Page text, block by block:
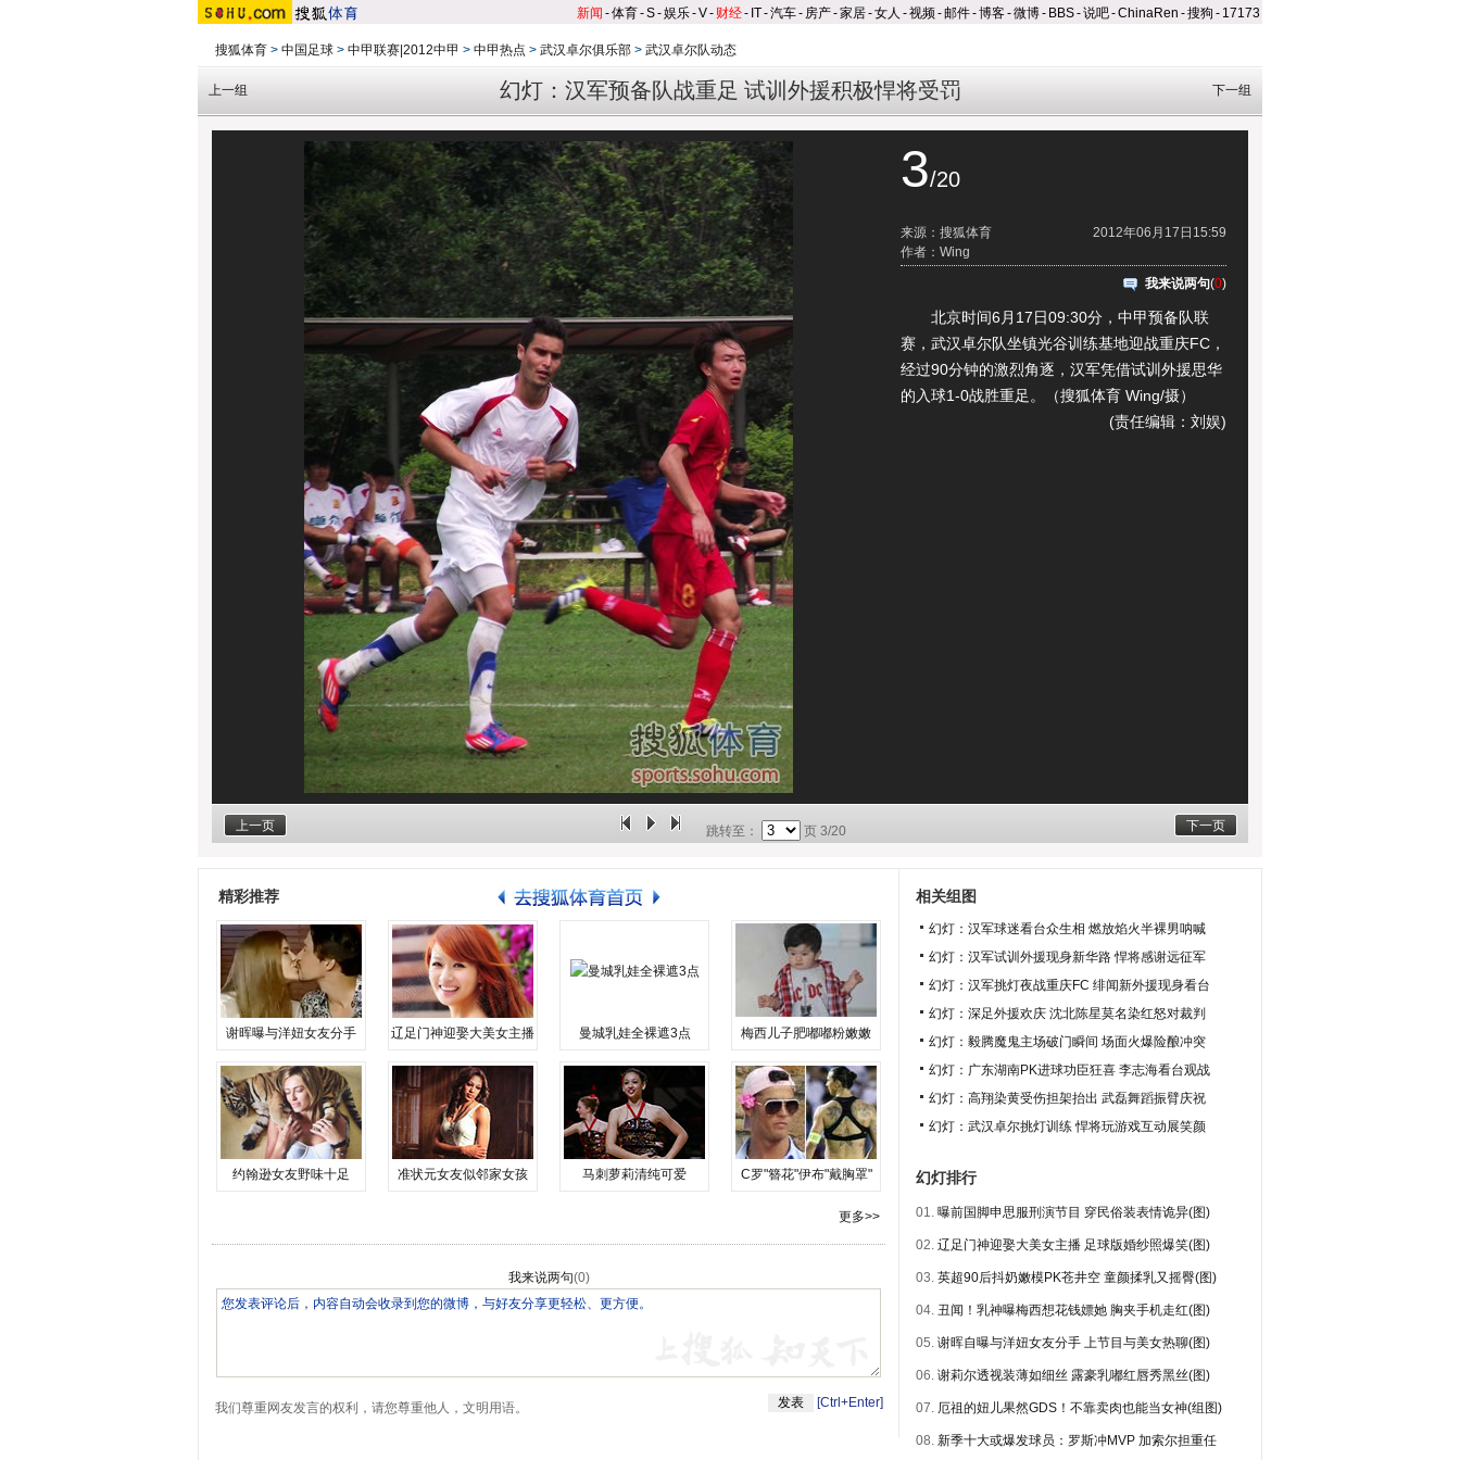
新闻 -体育-S-娱乐-V- 财经- IT-汽车- 房产-家居-女人 -视频-邮件-博客-微博- BBS-说吧-ChinaRen -搜狗 - 17173
搜狐体育 > 中国足球 > 中甲联赛|2012中甲 > 中甲热点 > 武汉卓尔俱乐部 > 武汉卓尔队动态
幻灯：汉军预备队战重足 试训外援积极悍将受罚
上一组 下一组
3/20
2012年06月17日15:59
来源：搜狐体育
作者：Wing
我来说两句(0)
北京时间6月17日09:30分，中甲预备队联
赛，武汉卓尔队坐镇光谷训练基地迎战重庆FC，
经过90分钟的激烈角逐，汉军凭借试训外援思华
的入球1-0战胜重足。（搜狐体育 Wing/摄）
(责任编辑：刘娱)
上一页 下一页
跳转至： 页 3/20
精彩推荐
谢晖曝与洋妞女友分手 辽足门神迎娶大美女主播 曼城乳娃全裸遮3点 梅西儿子肥嘟嘟粉嫩嫩
约翰逊女友野味十足 准状元女友似邻家女孩 马刺萝莉清纯可爱 C罗"簪花"伊布"戴胸罩"
更多>>
我来说两句(0)
我们尊重网友发言的权利，请您尊重他人，文明用语。 [Ctrl+Enter]
相关组图
幻灯：汉军球迷看台众生相 燃放焰火半裸男呐喊
幻灯：汉军试训外援现身新华路 悍将感谢远征军
幻灯：汉军挑灯夜战重庆FC 绯闻新外援现身看台
幻灯：深足外援欢庆 沈北陈星莫名染红怒对裁判
幻灯：毅腾魔鬼主场破门瞬间 场面火爆险酿冲突
幻灯：广东湖南PK进球功臣狂喜 李志海看台观战
幻灯：高翔染黄受伤担架抬出 武磊舞蹈振臂庆祝
幻灯：武汉卓尔挑灯训练 悍将玩游戏互动展笑颜
幻灯排行
01. 曝前国脚申思服刑演节目 穿民俗装表情诡异(图)
02. 辽足门神迎娶大美女主播 足球版婚纱照爆笑(图)
03. 英超90后抖奶嫩模PK苍井空 童颜揉乳又摇臀(图)
04. 丑闻！乳神曝梅西想花钱嫖她 胸夹手机走红(图)
05. 谢晖自曝与洋妞女友分手 上节目与美女热聊(图)
06. 谢莉尔透视装薄如细丝 露豪乳嘟红唇秀黑丝(图)
07. 厄祖的妞儿果然GDS！不靠卖肉也能当女神(组图)
08. 新季十大或爆发球员：罗斯冲MVP 加索尔担重任